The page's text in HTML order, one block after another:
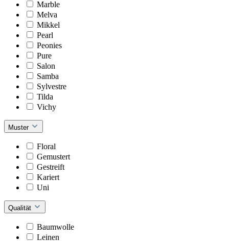
Marble
Melva
Mikkel
Pearl
Peonies
Pure
Salon
Samba
Sylvestre
Tilda
Vichy
Muster
Floral
Gemustert
Gestreift
Kariert
Uni
Qualität
Baumwolle
Leinen